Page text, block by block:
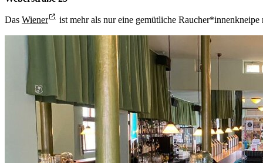
Das Wiener ist mehr als nur eine gemütliche